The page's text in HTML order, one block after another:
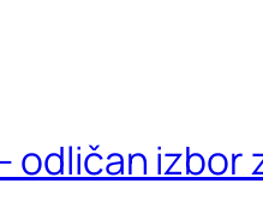
odličan izbor